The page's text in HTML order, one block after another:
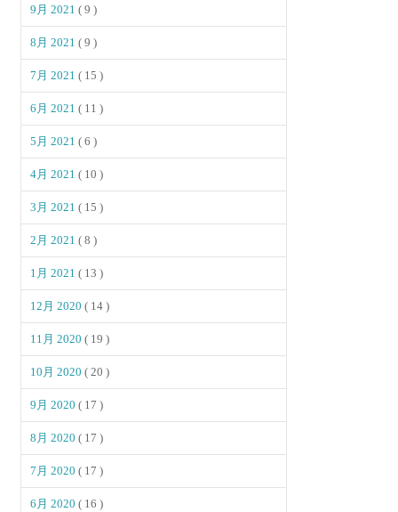
9月 2021( 9 )
8月 2021( 9 )
7月 2021( 15 )
6月 2021( 11 )
5月 2021( 6 )
4月 2021( 10 )
3月 2021( 15 )
2月 2021( 8 )
1月 2021( 13 )
12月 2020( 14 )
11月 2020( 19 )
10月 2020( 20 )
9月 2020( 17 )
8月 2020( 17 )
7月 2020( 17 )
6月 2020( 16 )